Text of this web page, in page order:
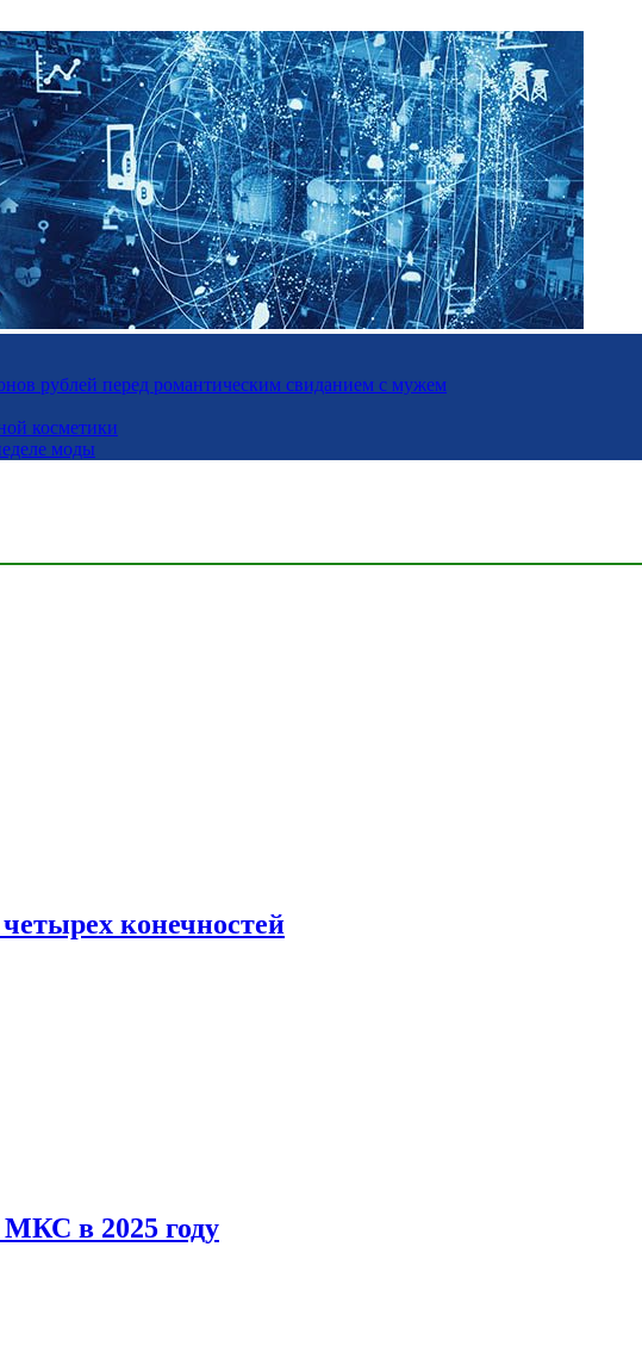
рублей перед романтическим свиданием с мужем
косметики
моды
конечностей
МКС в 2025 году